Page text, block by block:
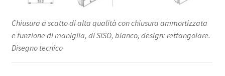
Chiusura a scatto di alta qualità con chiusura ammortizzata
e funzione di maniglia, di SISO, bianco, design: rettangolare.
Disegno tecnico